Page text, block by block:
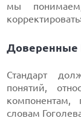
мы
Стандарт
понятий,
словам